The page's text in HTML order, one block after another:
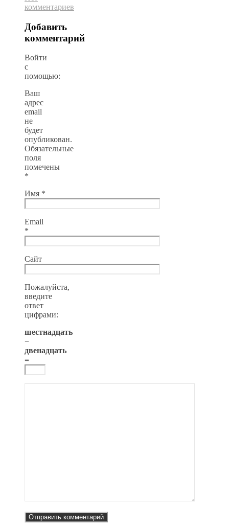
комментариев
Добавить
комментарий
Войти
с
помощью:
Ваш
адрес
email
не
будет
опубликован.
Обязательные
поля
помечены
*
Имя *
Email
*
Сайт
Пожалуйста,
введите
ответ
цифрами:
шестнадцать
−
двенадцать
=